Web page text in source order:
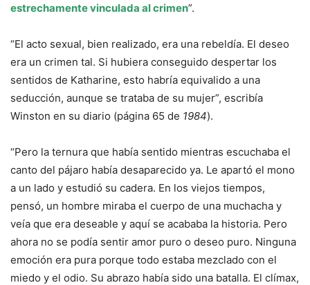
estrechamente vinculada al crimen”.
“El acto sexual, bien realizado, era una rebeldía. El deseo
era un crimen tal. Si hubiera conseguido despertar los
sentidos de Katharine, esto habría equivalido a una
seducción, aunque se trataba de su mujer”, escribía
Winston en su diario (página 65 de 1984).
“Pero la ternura que había sentido mientras escuchaba el
canto del pájaro había desaparecido ya. Le apartó el mono
a un lado y estudió su cadera. En los viejos tiempos,
pensó, un hombre miraba el cuerpo de una muchacha y
veía que era deseable y aquí se acababa la historia. Pero
ahora no se podía sentir amor puro o deseo puro. Ninguna
emoción era pura porque todo estaba mezclado con el
miedo y el odio. Su abrazo había sido una batalla. El clímax,